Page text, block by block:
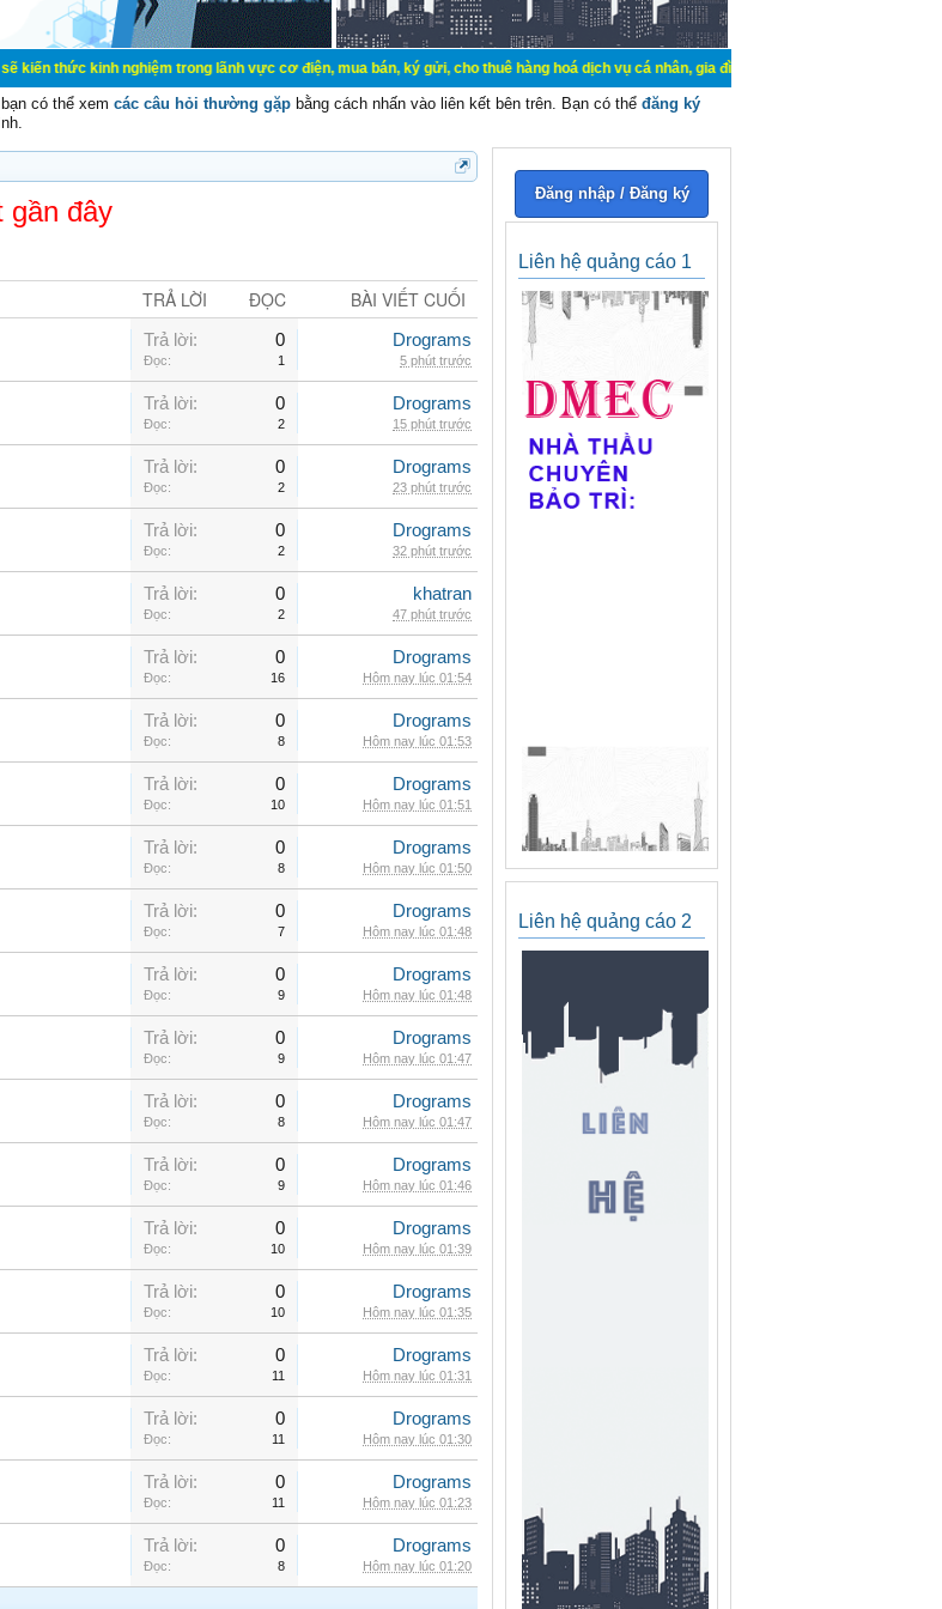
nghiệm trong lãnh vực cơ điện, mua bán, ký gửi, cho thuê hàng hoá dịch vụ cá nhân, gia đình. Mua bán, ký gửi, cho thuê thiết bị
có thể xem các câu hỏi thường gặp bằng cách nhấn vào liên kết bên trên. Bạn có thể đăng ký
gần đây
TRẢ LỜI ĐỌC BÀI VIẾT CUỐI
Trả lời: 0
Đọc: 1
Drograms
5 phút trước
Trả lời: 0
Đọc: 2
Drograms
15 phút trước
Trả lời: 0
Đọc: 2
Drograms
23 phút trước
Trả lời: 0
Đọc: 2
Drograms
32 phút trước
Trả lời: 0
Đọc: 2
khatran
47 phút trước
Trả lời: 0
Đọc: 16
Drograms
Hôm nay lúc 01:54
Trả lời: 0
Đọc: 8
Drograms
Hôm nay lúc 01:53
Trả lời: 0
Đọc: 10
Drograms
Hôm nay lúc 01:51
Trả lời: 0
Đọc: 8
Drograms
Hôm nay lúc 01:50
Trả lời: 0
Đọc: 7
Drograms
Hôm nay lúc 01:48
Trả lời: 0
Đọc: 9
Drograms
Hôm nay lúc 01:48
Trả lời: 0
Đọc: 9
Drograms
Hôm nay lúc 01:47
Trả lời: 0
Đọc: 8
Drograms
Hôm nay lúc 01:47
Trả lời: 0
Đọc: 9
Drograms
Hôm nay lúc 01:46
Trả lời: 0
Đọc: 10
Drograms
Hôm nay lúc 01:39
Trả lời: 0
Đọc: 10
Drograms
Hôm nay lúc 01:35
Trả lời: 0
Đọc: 11
Drograms
Hôm nay lúc 01:31
Trả lời: 0
Đọc: 11
Drograms
Hôm nay lúc 01:30
Trả lời: 0
Đọc: 11
Drograms
Hôm nay lúc 01:23
Trả lời: 0
Đọc: 8
Drograms
Hôm nay lúc 01:20
Đăng nhập / Đăng ký
Liên hệ quảng cáo 1
Liên hệ quảng cáo 2